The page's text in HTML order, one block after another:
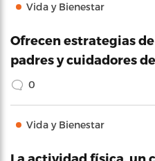
Vida y Bienestar
Ofrecen estrategias
padres y cuidadores
0
Vida y Bienestar
La actividad física, un